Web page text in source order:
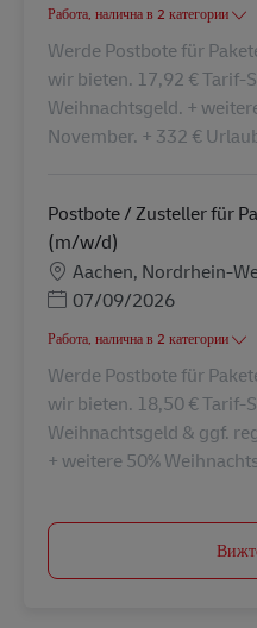
Работа, налична в 2 категории
Werde Postbote für
wir bieten. 17,92 € Tarif-
Weihnachtsgeld. +
November. + 332 €
Postbote / Zusteller für
(m/w/d)
Местоположение
Aachen, Nordrhein-
Posted Date
07/09/2026
Работа, налична в 2 категории
Werde Postbote für
wir bieten. 18,50 € Tarif-
Weihnachtsgeld & ggf.
+ weitere 50%